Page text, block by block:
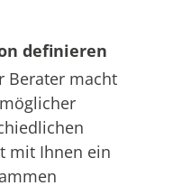
definieren
Berater macht
mit Ihnen ein